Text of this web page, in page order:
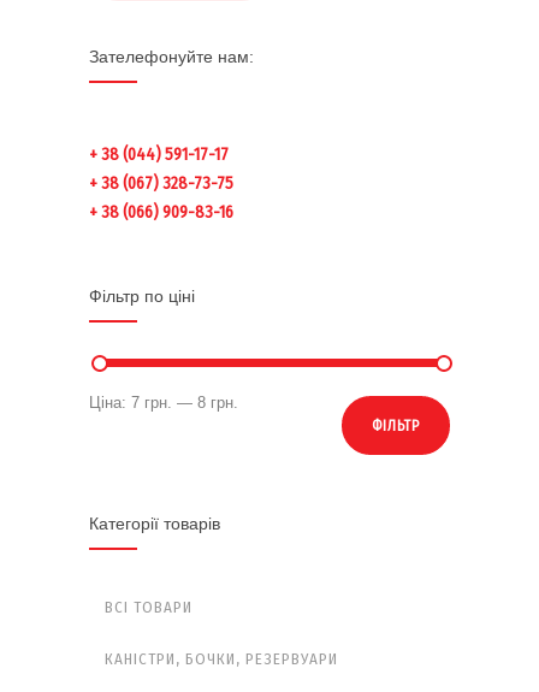
Зателефонуйте нам:
+ 38 (044) 591-17-17
+ 38 (067) 328-73-75
+ 38 (066) 909-83-16
Фільтр по ціні
ФІЛЬТР
Ціна: 7 грн. — 8 грн.
Категорії товарів
ВСІ ТОВАРИ
КАНІСТРИ, БОЧКИ, РЕЗЕРВУАРИ